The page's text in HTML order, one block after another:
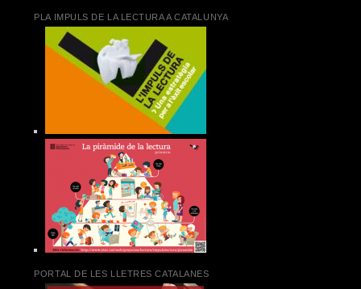
PLA IMPULS DE LA LECTURA A CATALUNYA
PORTAL DE LES LLETRES CATALANES